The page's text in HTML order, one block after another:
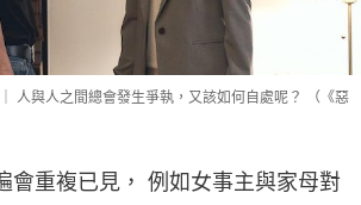
人與人之間總會發生爭執，又該如何自處呢？ （《惡
會重複已見， 例如女事主與家母對